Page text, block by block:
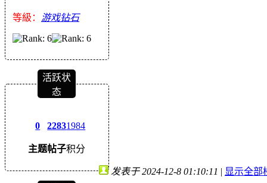
等級： 游戏钻石
活跃状
态
0
主题
2283
帖子
1984
积分
发表于 2024-12-8 01:10:11 | 显示全部